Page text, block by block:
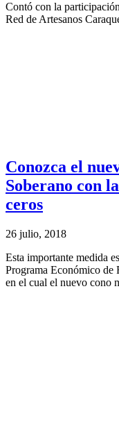
Contó con la
Red de Artesanos
Conozca el
Soberano con
ceros
26 julio, 2018
Esta importante medida
Programa Económico de
en el cual el nuevo cono